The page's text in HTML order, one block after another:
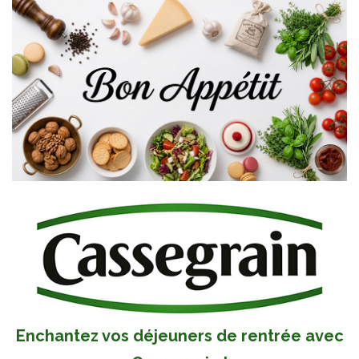
Enchantez vos déjeuners de rentrée avec